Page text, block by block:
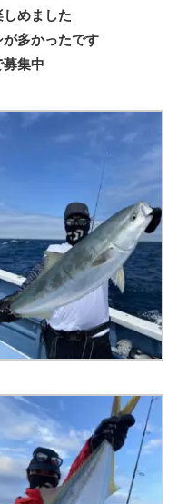
めました
多かったです
集中